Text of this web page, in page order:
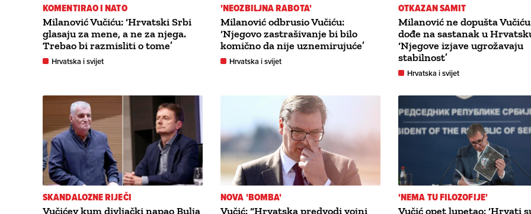
KOMENTIRAO I NATO
Milanović Vučiću: ‘Hrvatski Srbi
glasaju za mene, a ne za njega.
Trebao bi razmisliti o tome’
Hrvatska i svijet
'NEOZBILJNA RABOTA'
Milanović odbrusio Vučiću:
‘Njegovo zastrašivanje bi bilo
komično da nije uznemirujuće’
Hrvatska i svijet
OTKAZAN SAMIT
Milanović ne dopušta
dođe na sastanak u
‘Njegove izjave ugrožavaju
stabilnost’
Hrvatska i svijet
SKANDALOZNE RIJEČI
Vučićev kum divljački napao Bulja
NOVA 'BOMBA'
Vučić: “Hrvatska predvodi vojni
'NEMA TU FILOZOFIJE'
Vučić opet lupetao: ‘Hrvati